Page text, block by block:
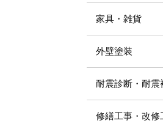
家具・雑貨
外壁塗装
耐震診断・耐
修繕工事・改修